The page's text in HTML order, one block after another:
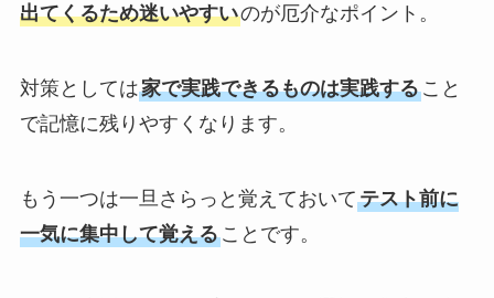
出てくるため迷いやすいのが厄介なポイント。
対策としては家で実践できるものは実践すること
で記憶に残りやすくなります。
もう一つは一旦さらっと覚えておいてテスト前に
一気に集中して覚えることです。